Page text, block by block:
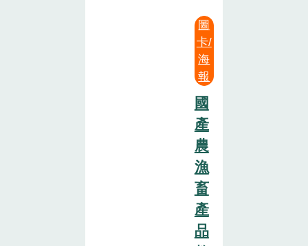
圖
卡/
海
報
國
產
農
漁
畜
產
品